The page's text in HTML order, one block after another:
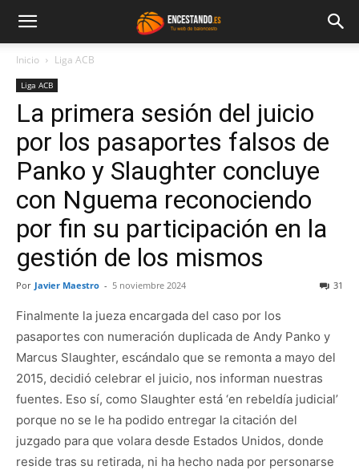
Inicio Liga ACB
Liga ACB
La primera sesión del juicio
por los pasaportes falsos de
Panko y Slaughter concluye
con Nguema reconociendo
por fin su participación en la
gestión de los mismos
Por Javier Maestro - 5 noviembre 2024 31
Finalmente la jueza encargada del caso por los
pasaportes con numeración duplicada de Andy Panko y
Marcus Slaughter, escándalo que se remonta a mayo del
2015, decidió celebrar el juicio, nos informan nuestras
fuentes. Eso sí, como Slaughter está ‘en rebeldía judicial’
porque no se le ha podido entregar la citación del
juzgado para que volara desde Estados Unidos, donde
reside tras su retirada, ni ha hecho nada por personarse